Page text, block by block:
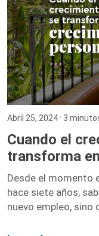
testimonios de
para ofrecer una
Abril 25, 2024 · 3
Cuando el
transforma
Desde el momento
hace siete años,
nuevo empleo, sino